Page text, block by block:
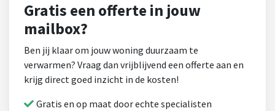
Gratis een offerte in jouw
mailbox?
Ben jij klaar om jouw woning duurzaam te
verwarmen? Vraag dan vrijblijvend een offerte aan en
krijg direct goed inzicht in de kosten!
Gratis en op maat door echte specialisten